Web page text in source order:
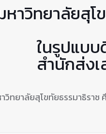
หาวิทยาลัยสุโ
ในรูปแบ
สำนักส่ง
วิทยาลัยสุโขทัยธรรมาธิรา